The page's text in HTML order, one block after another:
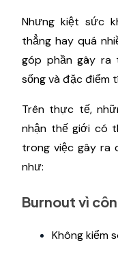
Nhưng kiệt sức
thẳng hay quá
góp phần gây ra
sống và đặc điểm
Trên thực tế,
nhận thế giới có
trong việc gây ra
như:
Burnout vì
Không kiểm